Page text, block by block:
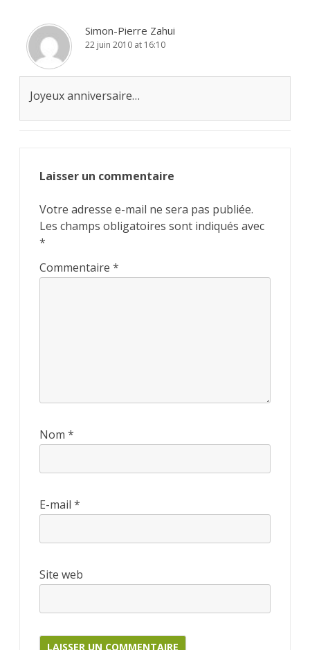
Simon-Pierre Zahui
22 juin 2010 at 16:10
Joyeux anniversaire…
Laisser un commentaire
Votre adresse e-mail ne sera pas publiée.
Les champs obligatoires sont indiqués avec
*
Commentaire *
Nom *
E-mail *
Site web